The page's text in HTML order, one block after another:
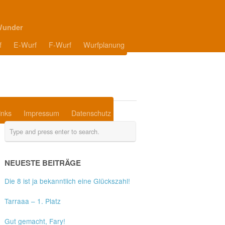
E-Wurf F-Wurf Wurfplanung
Impressum Datenschutz
NEUESTE BEITRÄGE
Die 8 ist ja bekanntlich eine Glückszahl!
Tarraaa – 1. Platz
Gut gemacht, Fary!